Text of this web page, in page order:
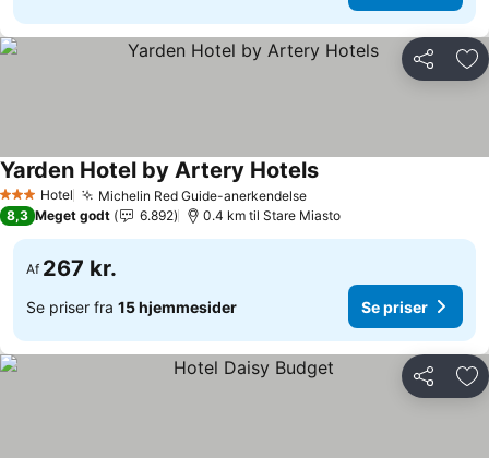
Del
3 StjernerHotel Michelin Red Guide-anerkendelseSe priser
Yarden Hotel by Artery HotelsSe priser
8,3 Meget godt 6.892 0.4 km til Stare Miasto
Af 267 kr.
Se priser fra 15 hjemmesider Se priser
Del